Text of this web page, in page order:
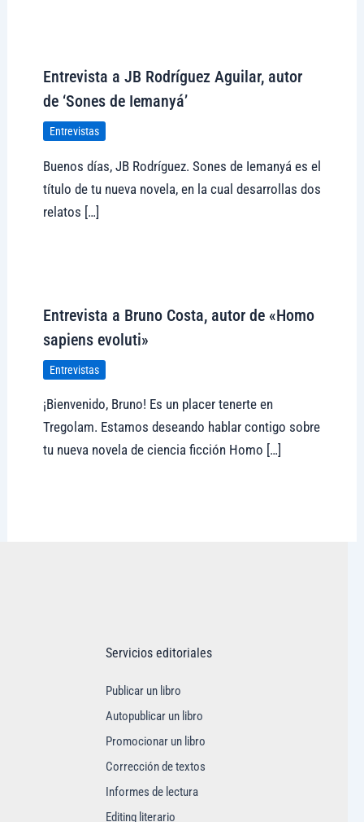
Entrevista a JB Rodríguez Aguilar, autor
de ‘Sones de Iemanyá’
Entrevistas
Buenos días, JB Rodríguez. Sones de Iemanyá es el
título de tu nueva novela, en la cual desarrollas dos
relatos […]
Entrevista a Bruno Costa, autor de «Homo
sapiens evoluti»
Entrevistas
¡Bienvenido, Bruno! Es un placer tenerte en
Tregolam. Estamos deseando hablar contigo sobre
tu nueva novela de ciencia ficción Homo […]
Servicios editoriales
Publicar un libro
Autopublicar un libro
Promocionar un libro
Corrección de textos
Informes de lectura
Editing literario